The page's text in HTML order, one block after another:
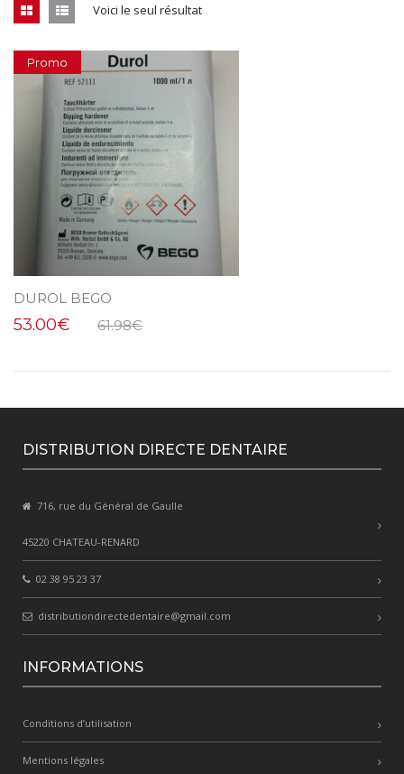
MES ACHATS
Mon Panier
Mon compte
Voici le seul résultat
Promo
DUROL BEGO
53.00€ 61.98€
DISTRIBUTION DIRECTE DENTAIRE
716, rue du Général de Gaulle
45220 CHATEAU-RENARD
02 38 95 23 37
distributiondirectedentaire@gmail.com
INFORMATIONS
Conditions d’utilisation
Mentions légales